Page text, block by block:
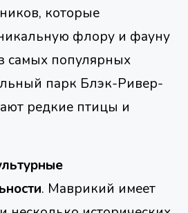
которые
флору и фауну
самых популярных
парк Блэк-Ривер-
редкие птицы и
. Маврикий имеет